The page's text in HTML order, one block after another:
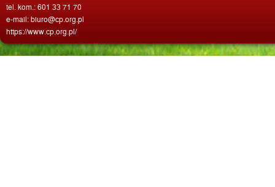
tel. kom.: 601 33 71 70
e-mail: biuro@cp.org.pl
https://www.cp.org.pl/